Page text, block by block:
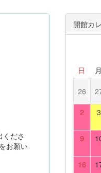
ださ
お願い
開館カ
日 月
26
2 3
9
16